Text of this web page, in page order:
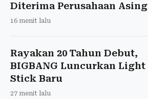
Diterima Perusahaan Asing
16 menit lalu
Rayakan 20 Tahun Debut,
BIGBANG Luncurkan Light
Stick Baru
27 menit lalu